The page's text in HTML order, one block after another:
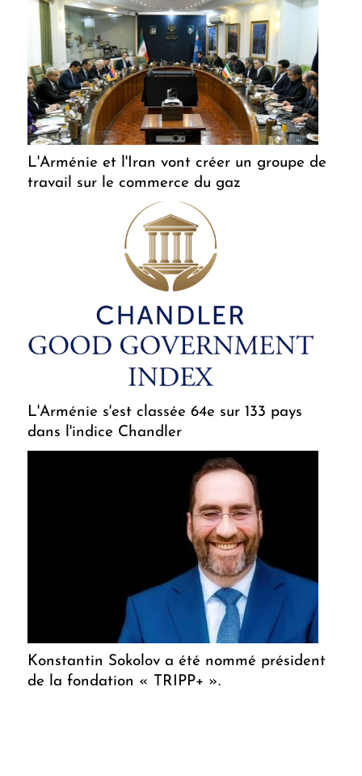
L'Arménie et l'Iran vont créer un groupe de
travail sur le commerce du gaz
L'Arménie s'est classée 64e sur 133 pays
dans l'indice Chandler
Konstantin Sokolov a été nommé président
de la fondation « TRIPP+ ».